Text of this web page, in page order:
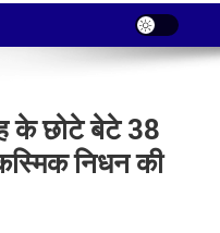
के छोटे बेटे 38
निधन की